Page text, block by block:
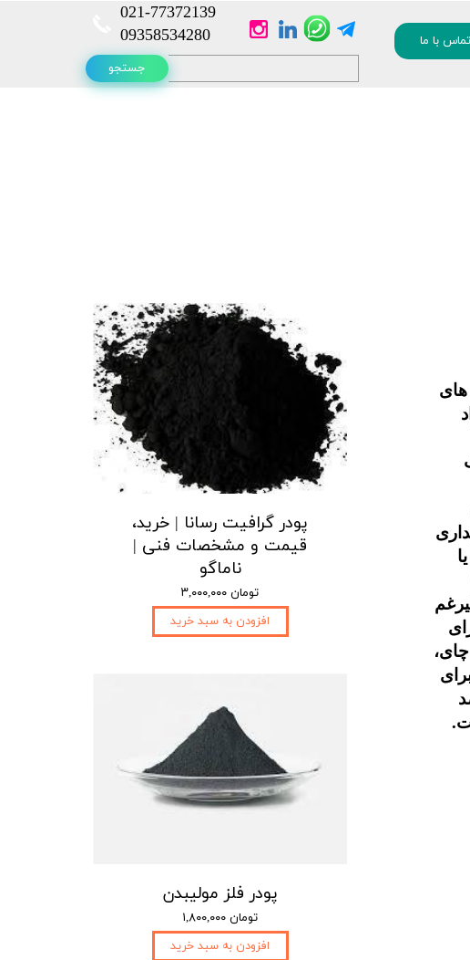
تماس با ما
021-77372139​​​​​​​
​​​​​​​09358534280
جستجو
های
پودر گرافیت رسانا | خرید،
قیمت و مشخصات فنی |
ناماگو
۳,۰۰۰,۰۰۰ تومان
افزودن به سبد خرید
پودر فلز مولیبدن
۱,۸۰۰,۰۰۰ تومان
افزودن به سبد خرید